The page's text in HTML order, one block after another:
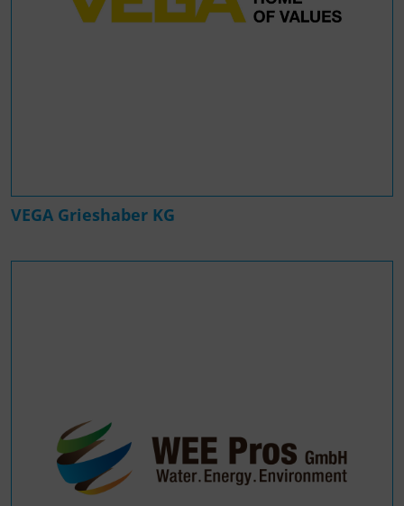
VEGA Grieshaber KG